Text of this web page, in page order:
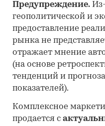
Предупреждение.
геополитической и
предоставление
рынка не
отражает мнение
(на основе
тенденций и
показателей).
Комплексное
продается с